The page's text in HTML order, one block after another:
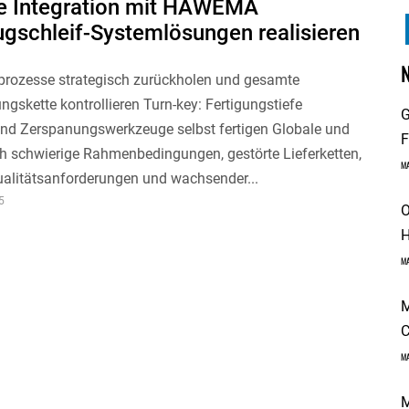
Integration mit HAWEMA
Systemlösungen realisieren
strategisch zurückholen und gesamte
kontrollieren Turn-key: Fertigungstiefe
Zerspanungswerkzeuge selbst fertigen Globale und
schwierige Rahmenbedingungen, gestörte Lieferketten,
und wachsender...